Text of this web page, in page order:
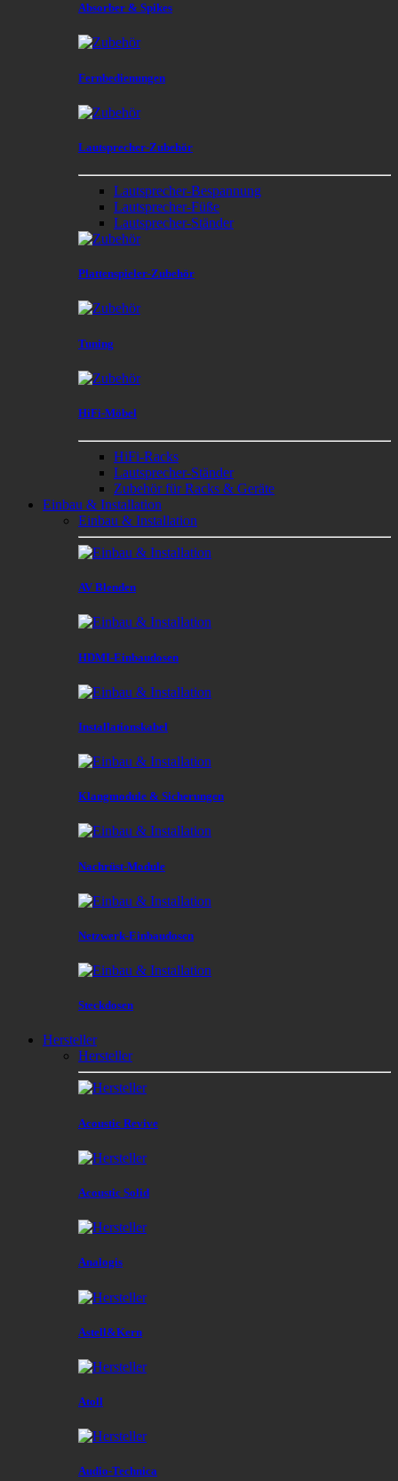
Absorber & Spikes
Fernbedienungen
Lautsprecher-Zubehör
Lautsprecher-Bespannung
Lautsprecher-Füße
Lautsprecher-Ständer
Plattenspieler-Zubehör
Tuning
HiFi-Möbel
HiFi-Racks
Lautsprecher-Ständer
Zubehör für Racks & Geräte
Einbau & Installation
Einbau & Installation
AV Blenden
HDMI-Einbaudosen
Installationskabel
Klangmodule & Sicherungen
Nachrüst-Module
Netzwerk-Einbaudosen
Steckdosen
Hersteller
Hersteller
Acoustic Revive
Acoustic Solid
Analogis
Astell&Kern
Atoll
Audio-Technica